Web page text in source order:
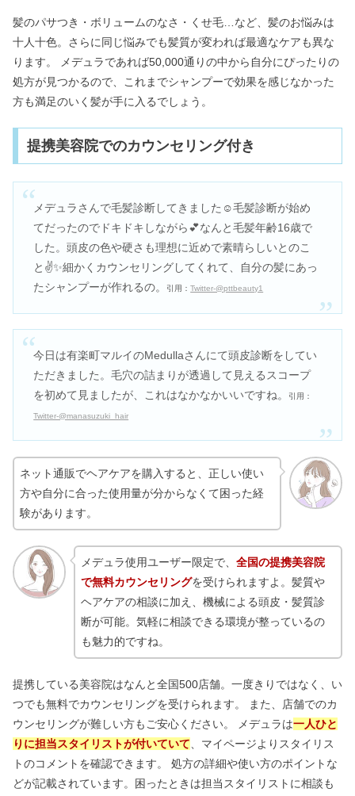
髪のパサつき・ボリュームのなさ・くせ毛…など、髪のお悩みは
十人十色。さらに同じ悩みでも髪質が変われば最適なケアも異な
ります。 メデュラであれば50,000通りの中から自分にぴったりの
処方が見つかるので、これまでシャンプーで効果を感じなかった
方も満足のいく髪が手に入るでしょう。
提携美容院でのカウンセリング付き
メデュラさんで毛髪診断してきました☺️毛髪診断が始め
てだったのでドキドキしながら💕なんと毛髪年齢16歳で
した。頭皮の色や硬さも理想に近めで素晴らしいとのこ
と✌️✨細かくカウンセリングしてくれて、自分の髪にあっ
たシャンプーが作れるの。
引用：Twitter-@pttbeauty1
今日は有楽町マルイのMedullaさんにて頭皮診断をしてい
ただきました。毛穴の詰まりが透過して見えるスコープ
を初めて見ましたが、これはなかなかいいですね。
引用：
Twitter-@manasuzuki_hair
ネット通販でヘアケアを購入すると、正しい使い
方や自分に合った使用量が分からなくて困った経
験があります。
メデュラ使用ユーザー限定で、 全国の提携美容院
で無料カウンセリングを受けられますよ。髪質や
ヘアケアの相談に加え、機械による頭皮・髪質診
断が可能。気軽に相談できる環境が整っているの
も魅力的ですね。
提携している美容院はなんと全国500店舗。一度きりではなく、い
つでも無料でカウンセリングを受けられます。 また、店舗でのカ
ウンセリングが難しい方もご安心ください。 メデュラは一人ひと
りに担当スタイリストが付いていて 、マイページよりスタイリス
トのコメントを確認できます。 処方の詳細や使い方のポイントな
どが記載されています。困ったときは担当スタイリストに相談も